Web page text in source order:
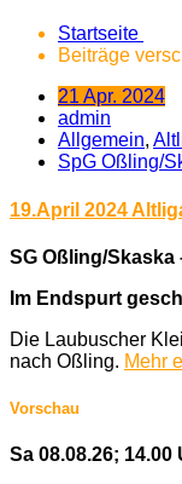
Startseite
Beiträge
21 Apr. 2024
admin
Allgemein,
SpG Oßling/
19.April 2024
SG Oßling/Skaska
Im Endspurt
Die Laubuscher
nach Oßling. Mehr
Vorschau
Sa 08.08.26; 14.00